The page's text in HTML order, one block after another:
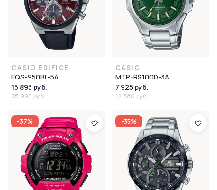
CASIO EDIFICE
EQS-950BL-5A
16 893 руб.
25 990 руб.
CASIO
MTP-RS100D-3A
7 925 руб.
12 580 руб.
-37% -35%